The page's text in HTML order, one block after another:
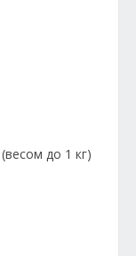
до 1 кг)